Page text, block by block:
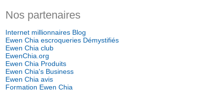
Nos partenaires
Internet millionnaires Blog
Ewen Chia escroqueries Démystifiés
Ewen Chia club
EwenChia.org
Ewen Chia Produits
Ewen Chia's Business
Ewen Chia avis
Formation Ewen Chia